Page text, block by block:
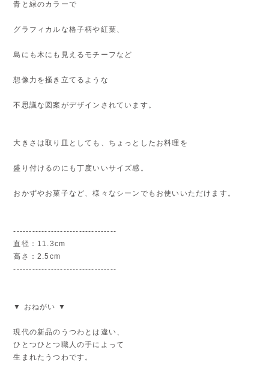
青と緑のカラーで
グラフィカルな格子柄や紅葉、
島にも木にも見えるモチーフなど
想像力を掻き立てるような
不思議な図案がデザインされています。
大きさは取り皿としても、ちょっとしたお料理を
盛り付けるのにも丁度いいサイズ感。
おかずやお菓子など、様々なシーンでもお使いいただけます。
---------------------------------
直径：11.3cm
高さ：2.5cm
---------------------------------
▼ おねがい ▼
現代の新品のうつわとは違い、
ひとつひとつ職人の手によって
生まれたうつわです。